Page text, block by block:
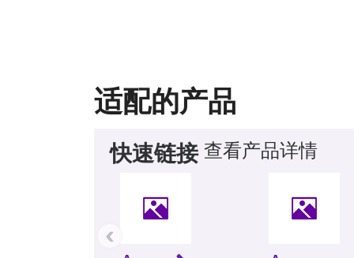
适配的产品
快速链接 查看产品详情
‹